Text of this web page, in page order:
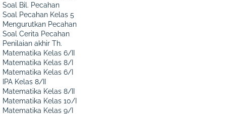
Soal Bil. Pecahan
Soal Pecahan Kelas 5
Mengurutkan Pecahan
Soal Cerita Pecahan
Penilaian akhir Th.
Matematika Kelas 6/II
Matematika Kelas 8/I
Matematika Kelas 6/I
IPA Kelas 8/II
Matematika Kelas 8/II
Matematika Kelas 10/I
Matematika Kelas 9/I